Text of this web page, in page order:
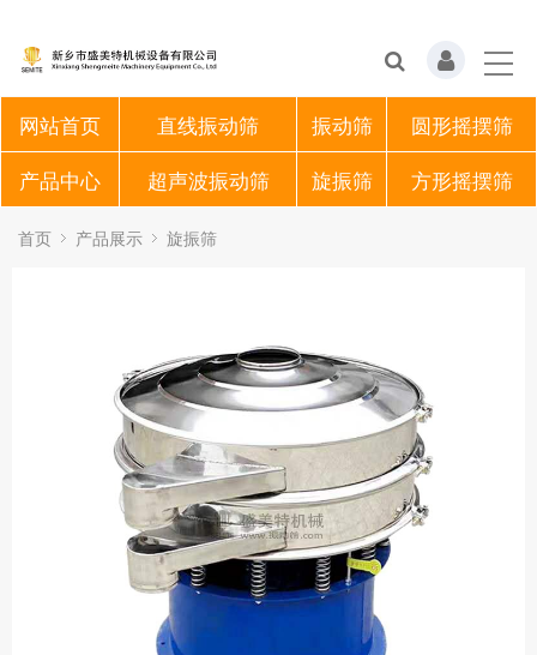
网站首页 直线振动筛 振动筛
圆形摇摆筛
产品中心
超声波振动筛 旋振筛 方形摇摆筛
首页 产品展示 旋振筛